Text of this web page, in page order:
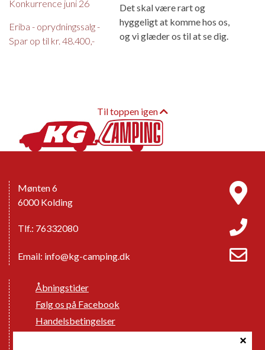
Konkurrence juni 26
Eriba - oprydningssalg -
Spar op til kr. 48.400,-
Det skal være rart og
hyggeligt at komme hos os,
og vi glæder os til at se dig.
Til toppen igen
Mønten 6
6000 Kolding
Tlf.: 76332080
Email: info@kg-camping.dk
Åbningstider
Følg os på Facebook
Handelsbetingelser